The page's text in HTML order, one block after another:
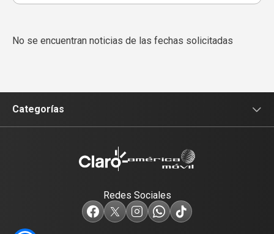
No se encuentran noticias de las fechas solicitadas
Categorías
Redes Sociales